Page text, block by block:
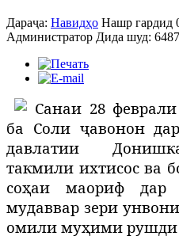
Дараҷа: Навидҳо Нашр гардид
Администратор Дида шуд: 6487
Санаи 28
ба Соли ҷавонон
давлатии
такмили ихтисос ва
соҳаи маориф дар
мудаввар зери
омили муҳими рушди